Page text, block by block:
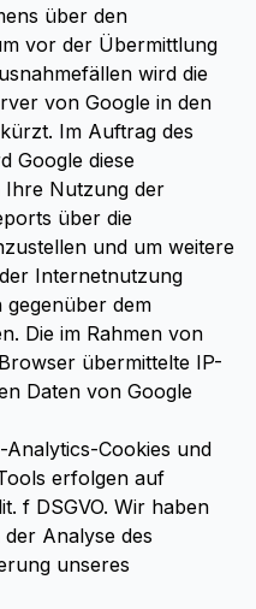
über den
vor der Übermittlung
wird die
von Google in den
Im Auftrag des
Google diese
Nutzung der
über die
und um weitere
Internetnutzung
gegenüber dem
Die im Rahmen von
übermittelte IP-
Daten von Google
Cookies und
erfolgen auf
f DSGVO. Wir haben
Analyse des
unseres